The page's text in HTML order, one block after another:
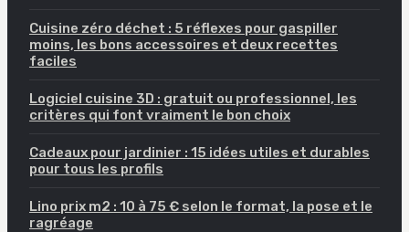
Cuisine zéro déchet : 5 réflexes pour gaspiller
moins, les bons accessoires et deux recettes
faciles
Logiciel cuisine 3D : gratuit ou professionnel, les
critères qui font vraiment le bon choix
Cadeaux pour jardinier : 15 idées utiles et durables
pour tous les profils
Lino prix m2 : 10 à 75 € selon le format, la pose et le
ragréage